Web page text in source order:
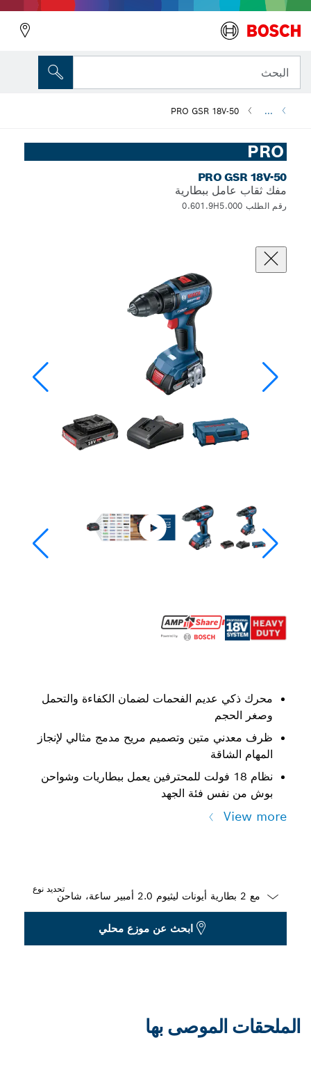
البحث
...
PRO GSR 18V-50
PRO
PRO GSR 18V-50
مفك ثقاب عامل ببطارية
رقم الطلب 0.601.9H5.000
محرك ذكي عديم الفحمات لضمان الكفاءة والتحمل
وصغر الحجم
ظرف معدني متين وتصميم مريح مدمج مثالي لإنجاز
المهام الشاقة
نظام 18 فولت للمحترفين يعمل ببطاريات وشواحن
بوش من نفس فئة الجهد
View more
تحديد نوع
ابحث عن موزع محلي
الملحقات الموصى بها